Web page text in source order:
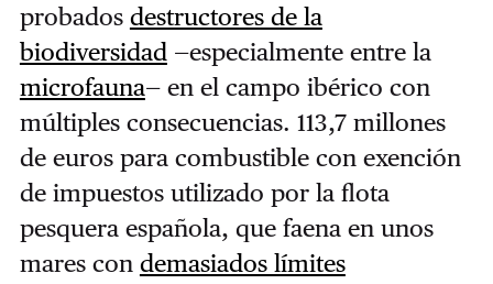
probados destructores de la
biodiversidad —especialmente entre la
microfauna— en el campo ibérico con
múltiples consecuencias. 113,7 millones
de euros para combustible con exención
de impuestos utilizado por la flota
pesquera española, que faena en unos
mares con demasiados límites